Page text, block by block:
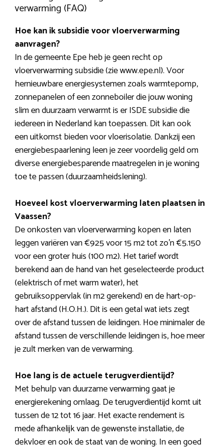
verwarming (FAQ)
Hoe kan ik subsidie voor vloerverwarming
aanvragen?
In de gemeente Epe heb je geen recht op
vloerverwarming subsidie (zie www.epe.nl). Voor
hernieuwbare energiesystemen zoals warmtepomp,
zonnepanelen of een zonneboiler die jouw woning
slim en duurzaam verwarmt is er ISDE subsidie die
iedereen in Nederland kan toepassen. Dit kan ook
een uitkomst bieden voor vloerisolatie. Dankzij een
energiebespaarlening leen je zeer voordelig geld om
diverse energiebesparende maatregelen in je woning
toe te passen (duurzaamheidslening).
Hoeveel kost vloerverwarming laten plaatsen in
Vaassen?
De onkosten van vloerverwarming kopen en laten
leggen variëren van €925 voor 15 m2 tot zo’n €5.150
voor een groter huis (100 m2). Het tarief wordt
berekend aan de hand van het geselecteerde product
(elektrisch of met warm water), het
gebruiksoppervlak (in m2 gerekend) en de hart-op-
hart afstand (H.O.H.). Dit is een getal wat iets zegt
over de afstand tussen de leidingen. Hoe minimaler de
afstand tussen de verschillende leidingen is, hoe meer
je zult merken van de verwarming.
Hoe lang is de actuele terugverdientijd?
Met behulp van duurzame verwarming gaat je
energierekening omlaag. De terugverdientijd komt uit
tussen de 12 tot 16 jaar. Het exacte rendement is
mede afhankelijk van de gewenste installatie, de
dekvloer en ook de staat van de woning. In een goed